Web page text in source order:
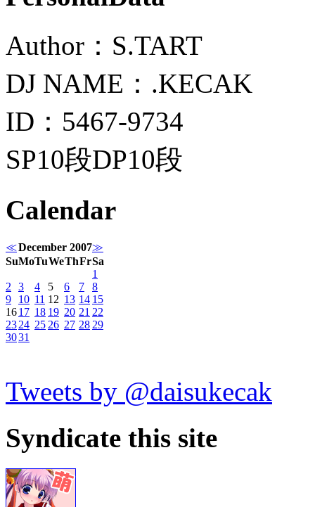
Author：S.TART
DJ NAME：.KECAK
ID：5467-9734
SP10段DP10段
Calendar
≪December 2007≫
SuMoTuWeThFrSa
1
2
3 4 5 6 7
8
9
10 11 12 13 14 15
1617 18 19 20 21 22
2324 25 26 27 28 29
3031
Tweets by @daisukecak
Syndicate this site